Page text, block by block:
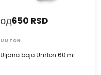
Uljana boja Umton 60 ml
од650 RSD
UMTON